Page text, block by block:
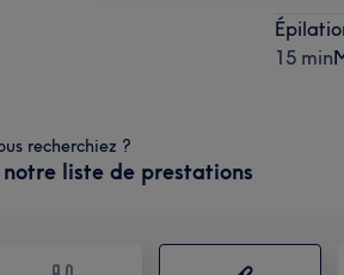
15 min
recherchiez ?
notre liste de prestations